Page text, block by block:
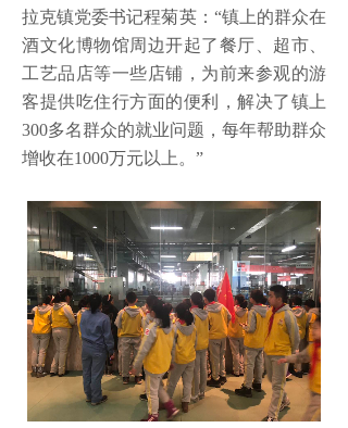
拉克镇党委书记程菊英：“镇上的群众在
酒文化博物馆周边开起了餐厅、超市、
工艺品店等一些店铺，为前来参观的游
客提供吃住行方面的便利，解决了镇上
300多名群众的就业问题，每年帮助群众
增收在1000万元以上。”